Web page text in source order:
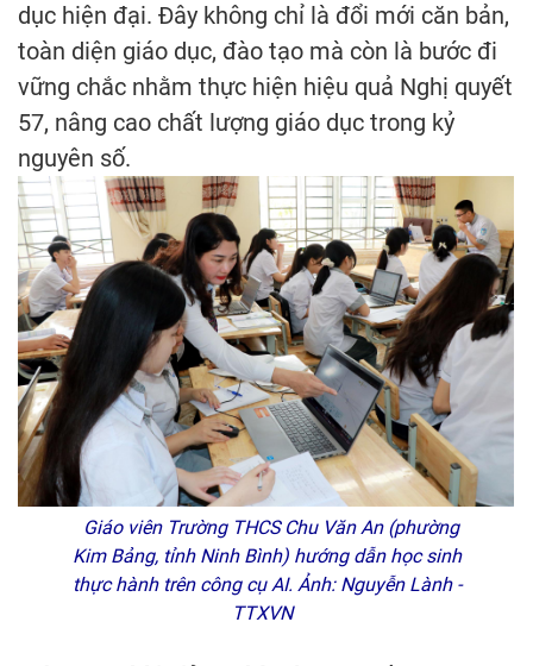
dục hiện đại. Đây không chỉ là đổi mới căn bản,
toàn diện giáo dục, đào tạo mà còn là bước đi
vững chắc nhằm thực hiện hiệu quả Nghị quyết
57, nâng cao chất lượng giáo dục trong kỷ
nguyên số.
Giáo viên Trường THCS Chu Văn An (phường
Kim Bảng, tỉnh Ninh Bình) hướng dẫn học sinh
thực hành trên công cụ AI. Ảnh: Nguyễn Lành -
TTXVN